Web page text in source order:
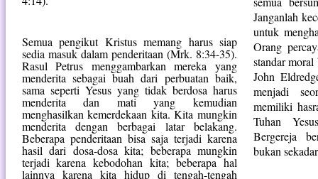
Semua pengikut Kristus memang harus siap
sedia masuk dalam penderitaan (Mrk. 8:34-35).
Rasul Petrus menggambarkan mereka yang
menderita sebagai buah dari perbuatan baik,
sama seperti Yesus yang tidak berdosa harus
menderita dan mati yang kemudian
menghasilkan kemerdekaan kita. Kita mungkin
menderita dengan berbagai latar belakang.
Beberapa penderitaan bisa saja terjadi karena
hasil dari dosa-dosa kita; beberapa mungkin
terjadi karena kebodohan kita; beberapa hal
lainnya karena kita hidup di tengah-tengah
Janganlah
untuk
Orang
standar
John
menjadi
memiliki
Tuhan
Bergereja
bukan